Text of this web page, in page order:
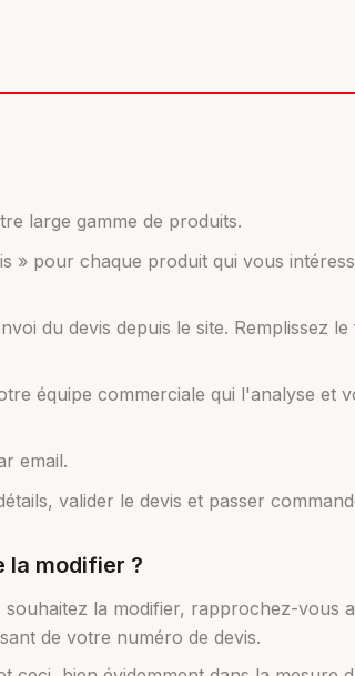
large gamme de produits.
» pour chaque produit qui vous
du devis depuis le site. Remplissez le
équipe commerciale qui l'analyse et
email.
valider le devis et passer
la modifier ?
la modifier, rapprochez-vous
de votre numéro de devis.